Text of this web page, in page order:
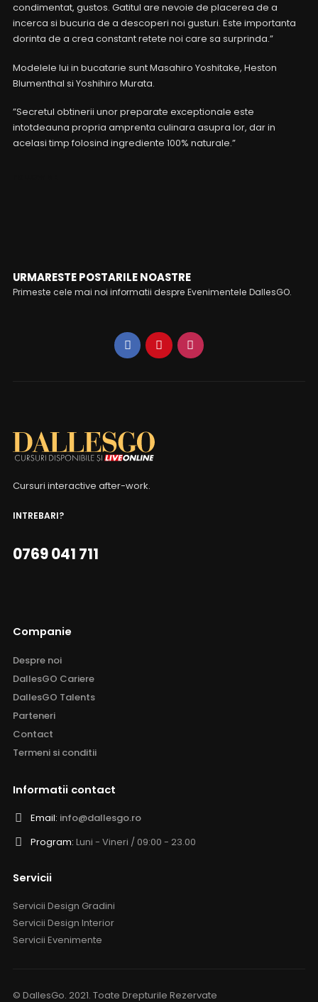
condimentat, gustos. Gatitul are nevoie de placerea de a
incerca si bucuria de a descoperi noi gusturi. Este importanta
dorinta de a crea constant retete noi care sa surprinda.”
Modelele lui in bucatarie sunt Masahiro Yoshitake, Heston
Blumenthal si Yoshihiro Murata.
”Secretul obtinerii unor preparate exceptionale este
intotdeauna propria amprenta culinara asupra lor, dar in
acelasi timp folosind ingrediente 100% naturale.”
URMARESTE POSTARILE NOASTRE
Primeste cele mai noi informatii despre Evenimentele DallesGO.
Cursuri interactive after-work.
INTREBARI?
0769 041 711
Companie
Despre noi
DallesGO Cariere
DallesGO Talents
Parteneri
Contact
Termeni si conditii
Informatii contact
Email: info@dallesgo.ro
Program: Luni - Vineri / 09:00 - 23.00
Servicii
Servicii Design Gradini
Servicii Design Interior
Servicii Evenimente
© DallesGo. 2021. Toate Drepturile Rezervate